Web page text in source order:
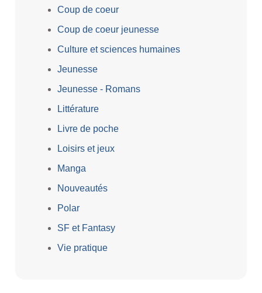
Coup de coeur
Coup de coeur jeunesse
Culture et sciences humaines
Jeunesse
Jeunesse - Romans
Littérature
Livre de poche
Loisirs et jeux
Manga
Nouveautés
Polar
SF et Fantasy
Vie pratique